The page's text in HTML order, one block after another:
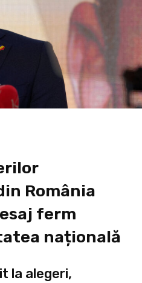
România
ferm
națională
la alegeri,